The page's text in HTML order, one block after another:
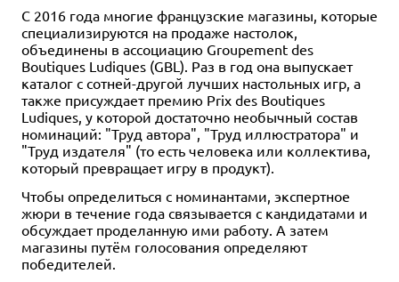
С 2016 года многие французские магазины, которые
специализируются на продаже настолок,
объединены в ассоциацию Groupement des
Boutiques Ludiques (GBL). Раз в год она выпускает
каталог с сотней-другой лучших настольных игр, а
также присуждает премию Prix des Boutiques
Ludiques, у которой достаточно необычный состав
номинаций: "Труд автора", "Труд иллюстратора" и
"Труд издателя" (то есть человека или коллектива,
который превращает игру в продукт).
Чтобы определиться с номинантами, экспертное
жюри в течение года связывается с кандидатами и
обсуждает проделанную ими работу. А затем
магазины путём голосования определяют
победителей.